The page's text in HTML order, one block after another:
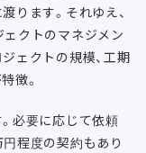
ります。それゆえ、
クトのマネジメン
ェクトの規模、工期
徴。
必要に応じて依頼
程度の契約もあり